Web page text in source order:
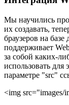
Мы научились
их создавать,
браузеров на
поддерживает
за собой каких-
использовать для
параметре "src"
<img src="images/